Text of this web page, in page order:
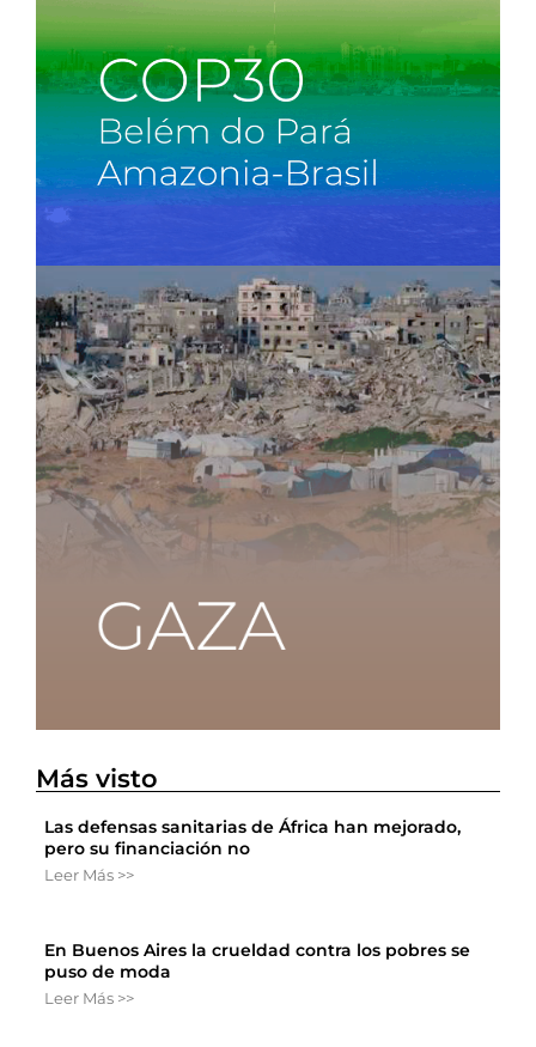
Más visto
Las defensas sanitarias de África han mejorado,
pero su financiación no
Leer Más >>
En Buenos Aires la crueldad contra los pobres se
puso de moda
Leer Más >>